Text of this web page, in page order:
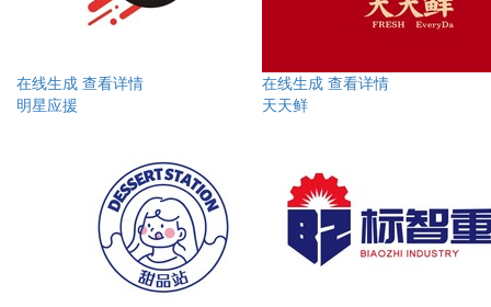
在线生成 查看详情
明星应援
在线生成 查看详情
天天鲜